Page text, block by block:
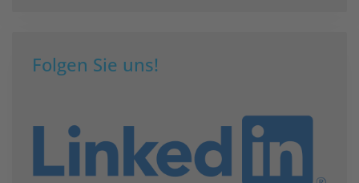
Folgen Sie uns!